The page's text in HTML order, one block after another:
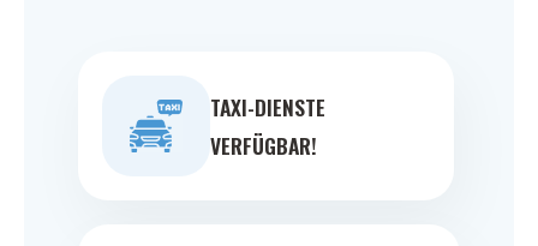
TAXI-DIENSTE
VERFÜGBAR!